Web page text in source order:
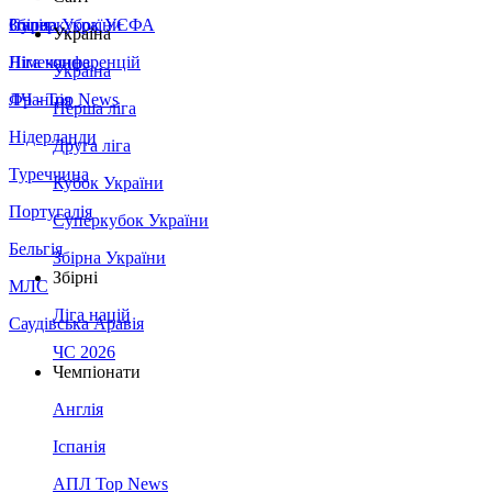
Збірна України
Італія
Німеччина
Франція
Нідерланди
Туреччина
Португалія
Бельгія
МЛС
Саудівська Аравія
Суперкубок УЄФА
Ліга конференцій
ЛЧ - Top News
Україна
Україна
Перша ліга
Друга ліга
Кубок України
Суперкубок України
Збірна України
Збірні
Ліга націй
ЧС 2026
Чемпіонати
Англія
Іспанія
АПЛ Top News